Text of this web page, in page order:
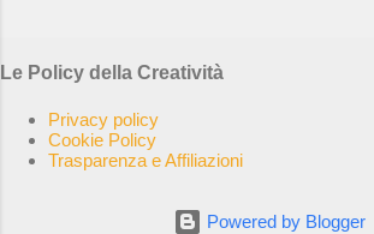
di espressione artistica, nella
opere di scultura. Ho
altrettanti artisti, che in
creatività e slow craft,
I creativi di tutto il mondo
le possibilità del punch
arazzi, accessori e una
Le Policy della Creatività
Privacy policy
Cookie Policy
Trasparenza e Affiliazioni
Powered by Blogger